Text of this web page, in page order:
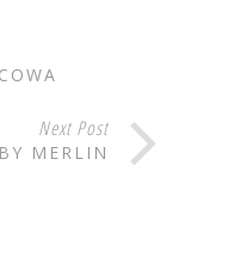
Next Post
MERLIN